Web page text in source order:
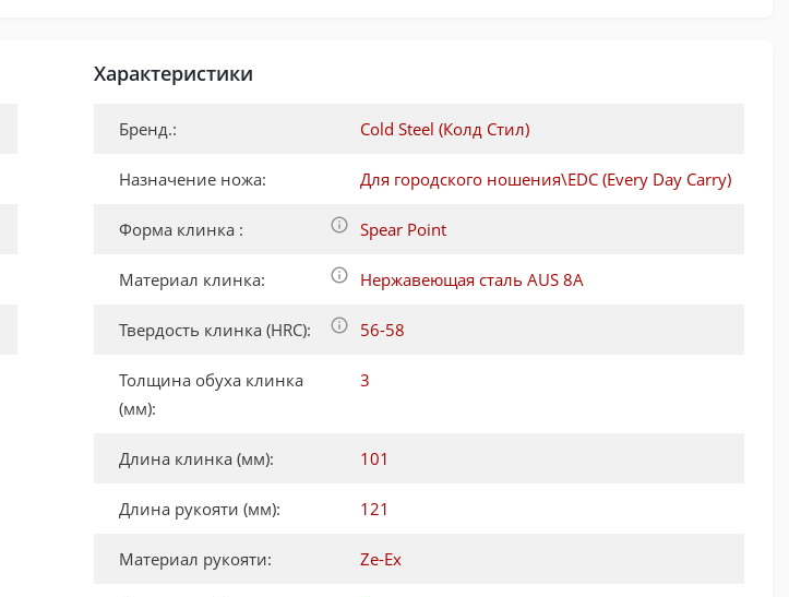
Характеристики
Бренд.: Cold Steel (Колд Стил)
Назначение ножа: Для городского ношения\EDC (Every Day Carry)
Форма клинка : Spear Point
Материал клинка: Нержавеющая сталь AUS 8А
Твердость клинка (HRC): 56-58
Толщина обуха клинка
(мм):
3
Длина клинка (мм): 101
Длина рукояти (мм): 121
Материал рукояти: Ze-Ex